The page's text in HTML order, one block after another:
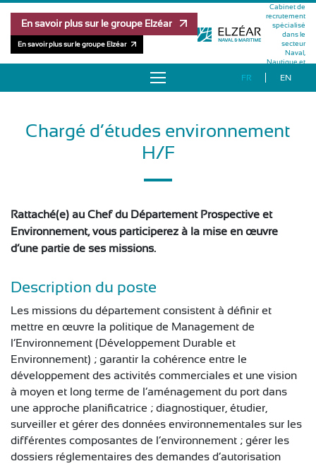
En savoir plus sur le groupe Elzéar
En savoir plus sur le groupe Elzéar
Cabinet de
recrutement
spécialisé
dans le
secteur
Naval,
Nautique et
FR EN
À PROPOS
OFFRES D’EMPLOI
MÉTHODOLOGIE
ÉQUIPE
PUBLICATIONS
CONTACT
Chargé d’études environnement
H/F
Rattaché(e) au Chef du Département Prospective et
Environnement, vous participerez à la mise en œuvre
d’une partie de ses missions.
Description du poste
Les missions du département consistent à définir et
mettre en œuvre la politique de Management de
l’Environnement (Développement Durable et
Environnement) ; garantir la cohérence entre le
développement des activités commerciales et une vision
à moyen et long terme de l’aménagement du port dans
une approche planificatrice ; diagnostiquer, étudier,
surveiller et gérer des données environnementales sur les
différentes composantes de l’environnement ; gérer les
dossiers réglementaires des demandes d’autorisation